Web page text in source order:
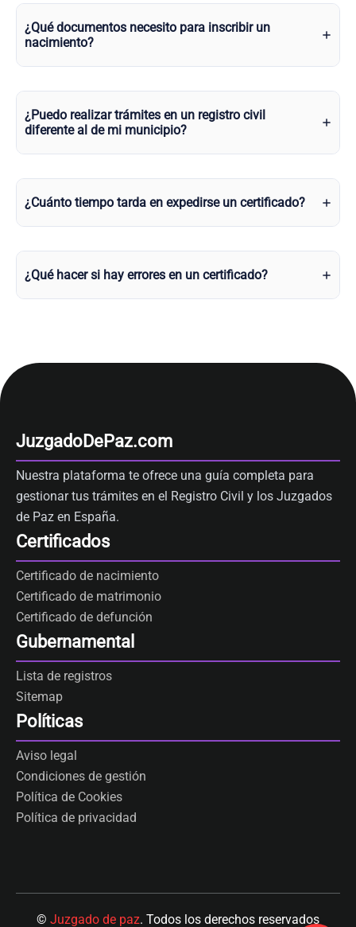
¿Qué documentos necesito para inscribir un
nacimiento?
¿Puedo realizar trámites en un registro civil
diferente al de mi municipio?
¿Cuánto tiempo tarda en expedirse un certificado?
¿Qué hacer si hay errores en un certificado?
JuzgadoDePaz.com
Nuestra plataforma te ofrece una guía completa para
gestionar tus trámites en el Registro Civil y los Juzgados
de Paz en España.
Certificados
Certificado de nacimiento
Certificado de matrimonio
Certificado de defunción
Gubernamental
Lista de registros
Sitemap
Políticas
Aviso legal
Condiciones de gestión
Política de Cookies
Política de privacidad
© Juzgado de paz. Todos los derechos reservados